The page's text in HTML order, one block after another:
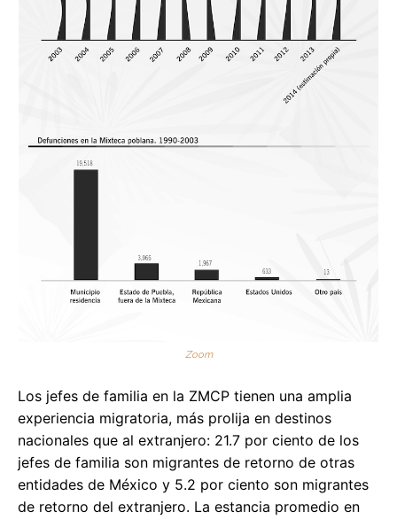
Zoom
Los jefes de familia en la ZMCP tienen una amplia
experiencia migratoria, más prolija en destinos
nacionales que al extranjero: 21.7 por ciento de los
jefes de familia son migrantes de retorno de otras
entidades de México y 5.2 por ciento son migrantes
de retorno del extranjero. La estancia promedio en